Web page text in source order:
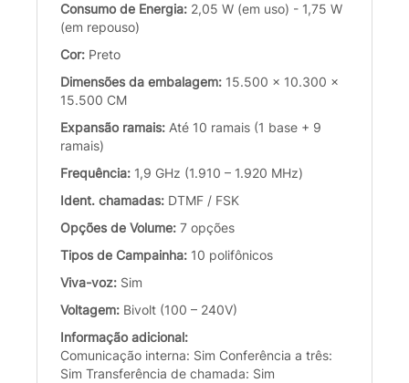
Consumo de Energia: 2,05 W (em uso) - 1,75 W
(em repouso)
Cor: Preto
Dimensões da embalagem: 15.500 x 10.300 x
15.500 CM
Expansão ramais: Até 10 ramais (1 base + 9
ramais)
Frequência: 1,9 GHz (1.910 – 1.920 MHz)
Ident. chamadas: DTMF / FSK
Opções de Volume: 7 opções
Tipos de Campainha: 10 polifônicos
Viva-voz: Sim
Voltagem: Bivolt (100 – 240V)
Informação adicional:
Comunicação interna: Sim Conferência a três:
Sim Transferência de chamada: Sim